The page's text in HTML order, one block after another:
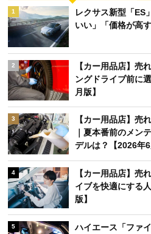
1
レクサス新型「ES
いい」「価格が高
2
【カー用品店】売
ングドライブ前に
月版】
3
【カー用品店】売
｜夏本番前のメン
デルは？【2026年6
4
【カー用品店】売
イブを快適にする
版】
5 ハイエース「ファ